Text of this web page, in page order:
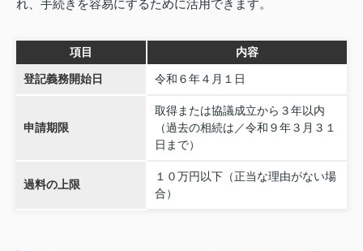
れ、手続きを容易にするために活用できます。
項目 内容
登記義務開始日 令和６年４月１日
申請期限
取得または協議成立から３年以内
（過去の相続は／令和９年３月３１
日まで）
過料の上限
１０万円以下（正当な理由がない場
合）